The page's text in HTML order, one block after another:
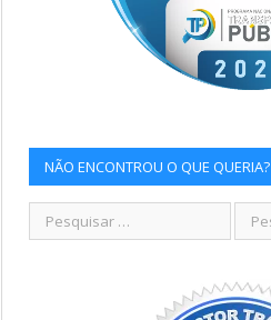
NÃO ENCONTROU O QUE QUERIA?